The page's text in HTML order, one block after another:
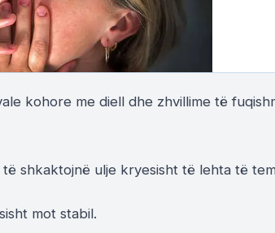
kohore me diell dhe zhvillime të
shkaktojnë ulje kryesisht të lehta të
mot stabil.